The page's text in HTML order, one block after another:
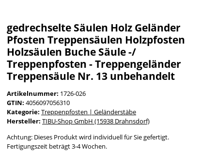
gedrechselte Säulen Holz Geländer
Pfosten Treppensäulen Holzpfosten
Holzsäulen Buche Säule -/
Treppenpfosten - Treppengeländer
Treppensäule Nr. 13 unbehandelt
Artikelnummer: 1726-026
GTIN: 4056097056310
Kategorie: Treppenpfosten | Geländerstäbe
Hersteller: TIBU-Shop GmbH (15938 Drahnsdorf)
Achtung: Dieses Produkt wird individuell für Sie gefertigt.
Fertigungszeit beträgt 3-4 Wochen.